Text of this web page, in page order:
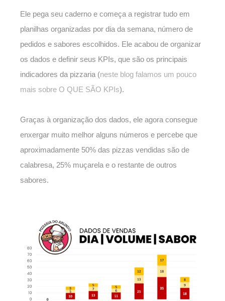
Ele pega seu caderno e começa a registrar tudo em
planilhas organizadas por dia da semana, número de
pedidos e sabores escolhidos. Ele acabou de organizar
os dados e definir seus KPIs, que são os principais
indicadores da pizzaria (neste blog falamos um pouco
mais sobre O QUE SÃO KPIs).
Graças à organização dos dados, ele agora consegue
enxergar muito melhor alguns números e percebe que
aproximadamente 50% das pizzas vendidas são de
calabresa, 25% muçarela e o restante de outros
sabores.